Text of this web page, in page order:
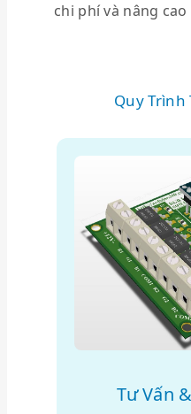
chi phí và nâng
Quy Trình
Tư Vấn